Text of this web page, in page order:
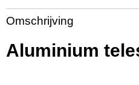
Productcode
QL1061
Netto gewicht
0,52 Kg
Omschrijving
Aluminium